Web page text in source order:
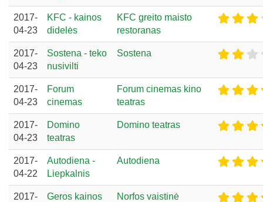
2017-
04-23
KFC - kainos
didelės
KFC greito maisto
restoranas
2017-
04-23
Sostena - teko
nusivilti
Sostena
2017-
04-23
Forum
cinemas
Forum cinemas kino
teatras
2017-
04-23
Domino
teatras
Domino teatras
2017-
04-22
Autodiena -
Liepkalnis
Autodiena
2017-
Geros kainos Norfos vaistinė